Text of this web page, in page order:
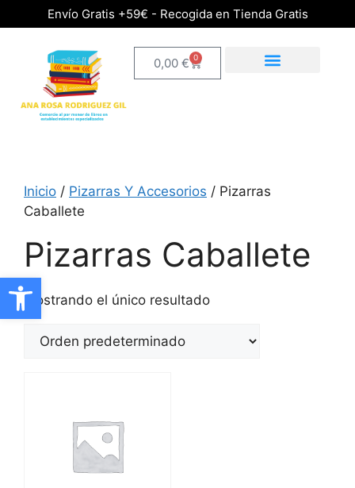
Abrir barra de herramientas
Envío Gratis +59€ - Recogida en Tienda Gratis
0,00 € 0
Inicio / Pizarras Y Accesorios / Pizarras
Caballete
Pizarras Caballete
Mostrando el único resultado